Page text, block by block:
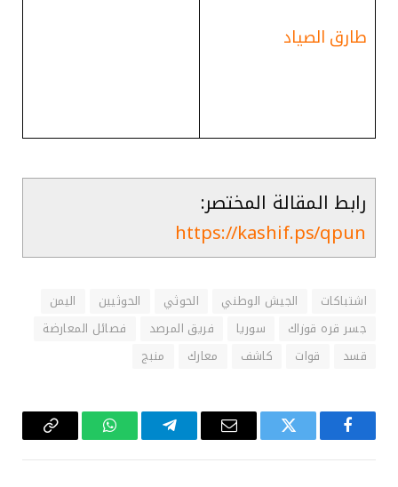
طارق الصياد
رابط المقالة المختصر:
https://kashif.ps/qpun
اشتباكات الجيش الوطني الحوثي الحوثيين
اليمن
جسر قره قوزاك
سوريا فريق المرصد
فصائل المعارضة
قسد
قوات كاشف معارك منبج
فيسبوك تويتر
البريد
تيلقرام واتساب Copy